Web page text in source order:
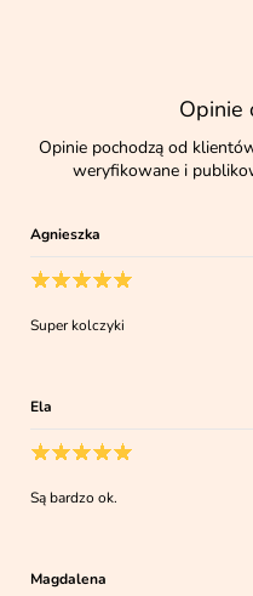
Opinie
Opinie pochodzą od
weryfikowane i
Agnieszka
Super kolczyki
Ela
Są bardzo ok.
Magdalena